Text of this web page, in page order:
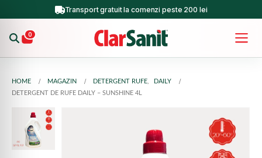
Transport gratuit la comenzi peste 200 lei
0
HOME MAGAZIN DETERGENT RUFE
DAILY
DETERGENT DE RUFE DAILY – SUNSHINE 4L